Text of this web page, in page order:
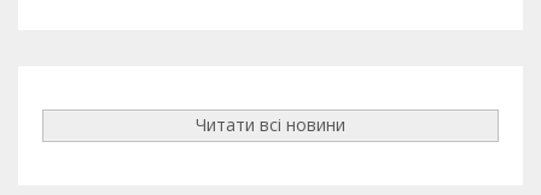
Читати всі новини